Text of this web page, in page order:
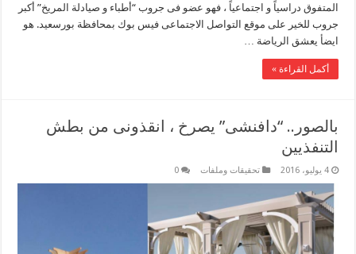
المتفوق دراسياً و اجتماعياً ، فهو عضو فى جروب “أطباء و صيادلة المريخ” أكبر
جروب للخير على موقع التواصل الاجتماعى فيس بوك بمحافظة بورسعيد. هو
ايضأ يعشق الرياضة …
أكمل القراءة »
بالصور.. “دافنشى” يصرخ ، انقذونى من بطش
التنفذيين
4 يوليو، 2016 تحقيقات وملفات 0